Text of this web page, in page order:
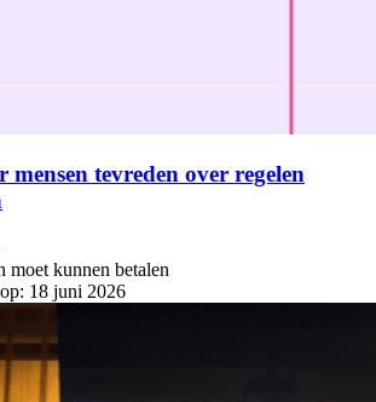
mensen tevreden over regelen
moet kunnen betalen
18 juni 2026